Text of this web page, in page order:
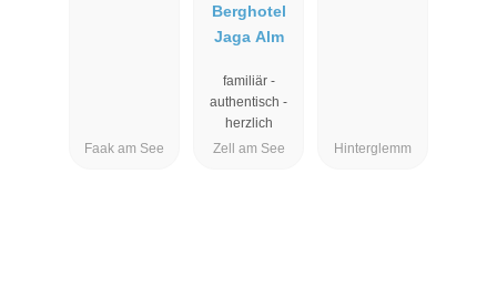
Faak am See
Berghotel
Jaga Alm
familiär -
authentisch -
herzlich
Zell am See
Hinterglemm